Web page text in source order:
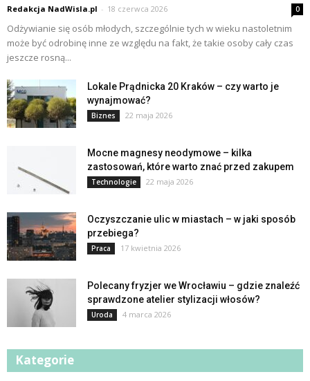
Redakcja NadWisla.pl - 18 czerwca 2026 0
Odżywianie się osób młodych, szczególnie tych w wieku nastoletnim
może być odrobinę inne ze względu na fakt, że takie osoby cały czas
jeszcze rosną...
Lokale Prądnicka 20 Kraków – czy warto je
wynajmować?
Biznes 22 maja 2026
Mocne magnesy neodymowe – kilka
zastosowań, które warto znać przed zakupem
Technologie 22 maja 2026
Oczyszczanie ulic w miastach – w jaki sposób
przebiega?
Praca 17 kwietnia 2026
Polecany fryzjer we Wrocławiu – gdzie znaleźć
sprawdzone atelier stylizacji włosów?
Uroda 4 marca 2026
Kategorie